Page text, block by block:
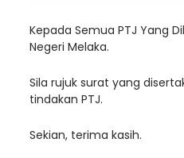
Kepada Semua PTJ Yang
Negeri Melaka.
Sila rujuk surat yang
tindakan PTJ.
Sekian, terima kasih.